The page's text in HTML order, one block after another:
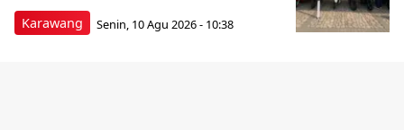
Karawang Senin, 10 Agu 2026 - 10:38